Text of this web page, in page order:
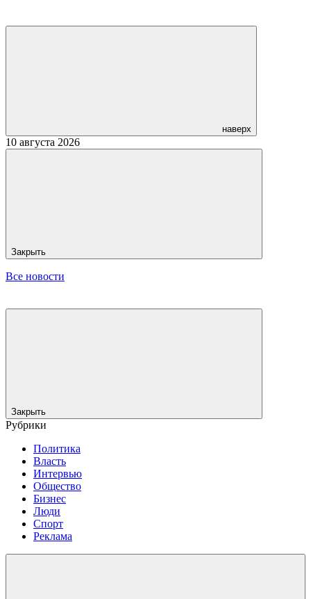
наверх
10 августа 2026
Закрыть
Все новости
Закрыть
Рубрики
Политика
Власть
Интервью
Общество
Бизнес
Люди
Спорт
Реклама